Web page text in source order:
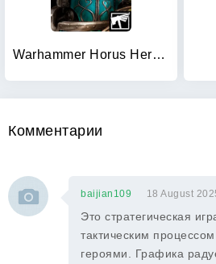
Warhammer Horus Heresy Legions
Комментарии
baijian109 18 August
Это стратегическая
тактическим
героями. Графика